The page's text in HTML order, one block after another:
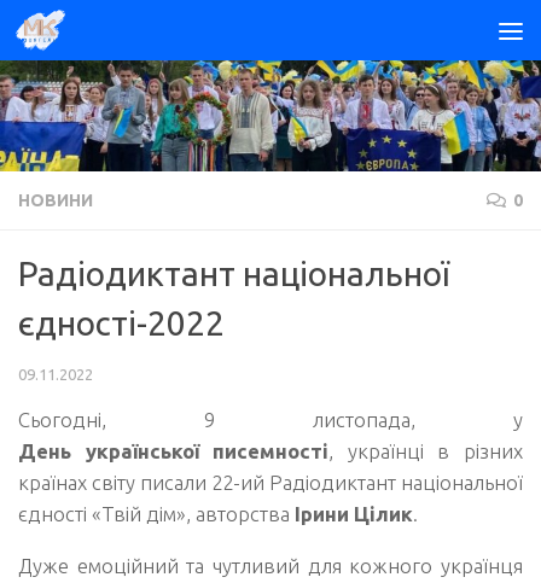
Skip to content
НОВИНИ 0
Радіодиктант національної
єдності-2022
09.11.2022
Сьогодні, 9 листопада, у
День української писемності, українці в різних
країнах світу писали 22-ий Радіодиктант національної
єдності «Твій дім», авторства Ірини Цілик.
Дуже емоційний та чутливий для кожного українця